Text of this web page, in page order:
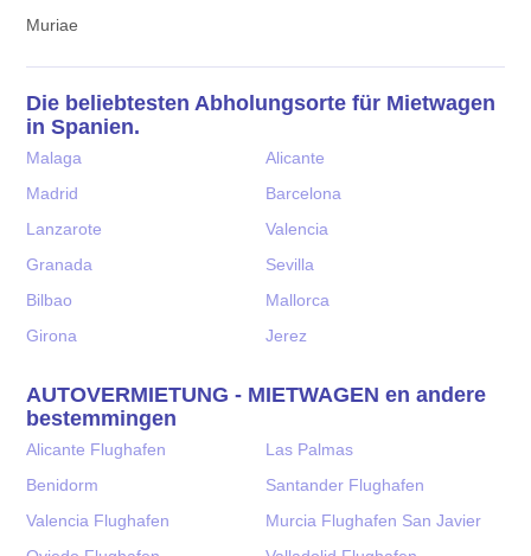
Muriae
Die beliebtesten Abholungsorte für Mietwagen
in Spanien.
Malaga
Alicante
Madrid
Barcelona
Lanzarote
Valencia
Granada
Sevilla
Bilbao
Mallorca
Girona
Jerez
AUTOVERMIETUNG - MIETWAGEN en andere
bestemmingen
Alicante Flughafen
Las Palmas
Benidorm
Santander Flughafen
Valencia Flughafen
Murcia Flughafen San Javier